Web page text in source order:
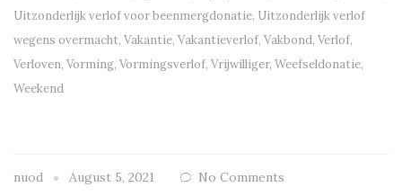
Uitzonderlijk verlof voor beenmergdonatie, Uitzonderlijk verlof
wegens overmacht, Vakantie, Vakantieverlof, Vakbond, Verlof,
Verloven, Vorming, Vormingsverlof, Vrijwilliger, Weefseldonatie,
Weekend
nuod August 5, 2021 No Comments